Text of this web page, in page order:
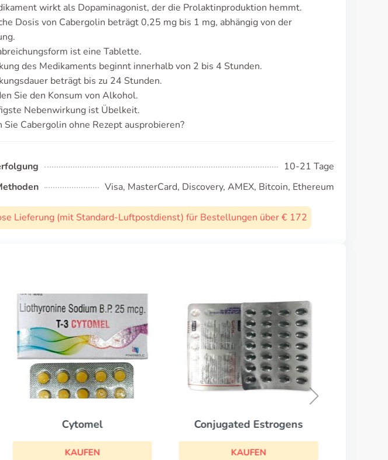
wirkt als Dopaminagonist, der die Prolaktinproduktion hemmt.
Dosis von Cabergolin beträgt 0,25 mg bis 1 mg, abhängig von der
ist eine Tablette.
des Medikaments beginnt innerhalb von 2 bis 4 Stunden.
beträgt bis zu 24 Stunden.
Sie den Konsum von Alkohol.
Nebenwirkung ist Übelkeit.
Sie Cabergolin ohne Rezept ausprobieren?
10-21 Tage
Visa, MasterCard, Discovery, AMEX, Bitcoin, Ethereum
Lieferung (mit Standard-Luftpostdienst) für Bestellungen über € 172
Cytomel
KAUFEN
Conjugated Estrogens
KAUFEN